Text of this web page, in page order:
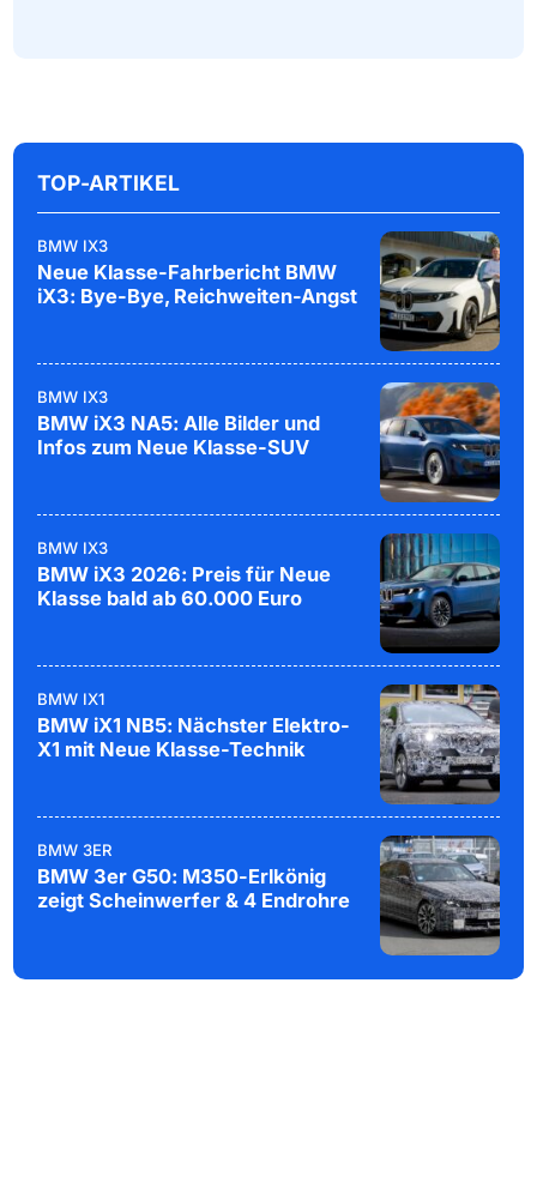
TOP-ARTIKEL
BMW IX3
Neue Klasse-Fahrbericht BMW
iX3: Bye-Bye, Reichweiten-Angst
BMW IX3
BMW iX3 NA5: Alle Bilder und
Infos zum Neue Klasse-SUV
BMW IX3
BMW iX3 2026: Preis für Neue
Klasse bald ab 60.000 Euro
BMW IX1
BMW iX1 NB5: Nächster Elektro-
X1 mit Neue Klasse-Technik
BMW 3ER
BMW 3er G50: M350-Erlkönig
zeigt Scheinwerfer & 4 Endrohre